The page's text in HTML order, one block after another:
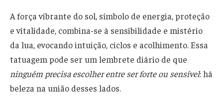
A força vibrante do sol, símbolo de energia, proteção
e vitalidade, combina-se à sensibilidade e mistério
da lua, evocando intuição, ciclos e acolhimento. Essa
tatuagem pode ser um lembrete diário de que
ninguém precisa escolher entre ser forte ou sensível: há
beleza na união desses lados.